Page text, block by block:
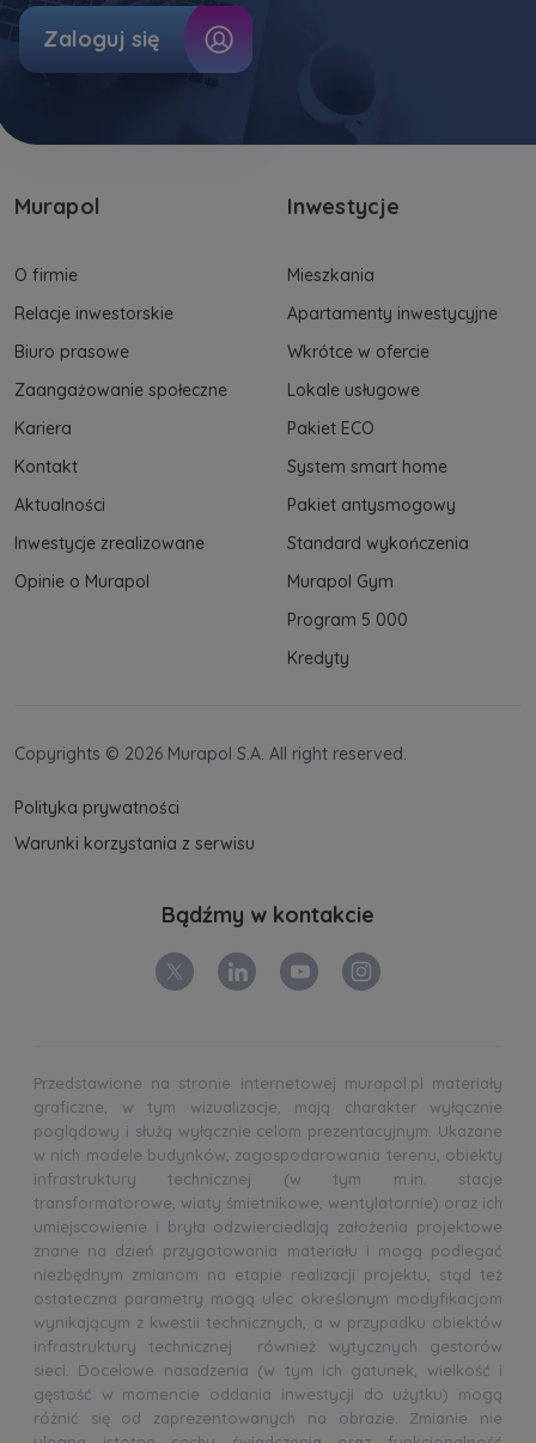
Murapol
O firmie
Relacje inwestorskie
Biuro prasowe
Zaangażowanie społeczne
Kariera
Kontakt
Aktualności
Inwestycje zrealizowane
Opinie o Murapol
Inwestycje
Mieszkania
Apartamenty inwestycyjne
Wkrótce w ofercie
Lokale usługowe
Pakiet ECO
System smart home
Pakiet antysmogowy
Standard wykończenia
Murapol Gym
Program 5 000
Kredyty
Zaloguj się
Copyrights © 2026 Murapol S.A. All right reserved.
Polityka prywatności
Warunki korzystania z serwisu
Bądźmy w kontakcie
Przedstawione na stronie internetowej murapol.pl materiały
graficzne, w tym wizualizacje, mają charakter wyłącznie
poglądowy i służą wyłącznie celom prezentacyjnym. Ukazane
w nich modele budynków, zagospodarowania terenu, obiekty
infrastruktury technicznej (w tym m.in. stacje
transformatorowe, wiaty śmietnikowe, wentylatornie) oraz ich
umiejscowienie i bryła odzwierciedlają założenia projektowe
znane na dzień przygotowania materiału i mogą podlegać
niezbędnym zmianom na etapie realizacji projektu, stąd też
ostateczna parametry mogą ulec określonym modyfikacjom
wynikającym z kwestii technicznych, a w przypadku obiektów
infrastruktury technicznej również wytycznych gestorów
sieci. Docelowe nasadzenia (w tym ich gatunek, wielkość i
gęstość w momencie oddania inwestycji do użytku) mogą
różnić się od zaprezentowanych na obrazie. Zmianie nie